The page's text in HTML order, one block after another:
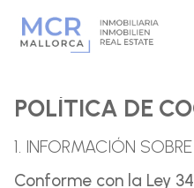
POLÍTICA DE
1. INFORMACIÓN
Conforme con la Ley